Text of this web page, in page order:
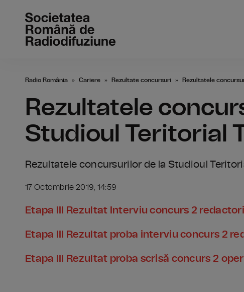
Radio România Cariere Rezultate concursuri Rezultatele
Rezultatele
Studioul Teritorial
Rezultatele concursurilor de la Studioul
17 Octombrie 2019, 14:59
Etapa III Rezultat Interviu concurs 2
Etapa III Rezultat proba interviu concurs 2
Etapa III Rezultat proba scrisă concurs 2